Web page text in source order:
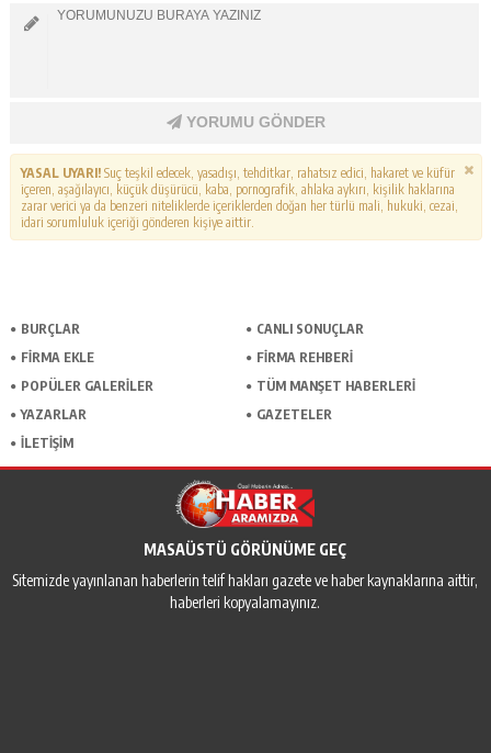
YORUMU GÖNDER
YASAL UYARI!Suç teşkil edecek, yasadışı, tehditkar, rahatsız edici, hakaret ve küfür
içeren, aşağılayıcı, küçük düşürücü, kaba, pornografik, ahlaka aykırı, kişilik haklarına
zarar verici ya da benzeri niteliklerde içeriklerden doğan her türlü mali, hukuki, cezai,
idari sorumluluk içeriği gönderen kişiye aittir.
BURÇLAR
CANLI SONUÇLAR
FİRMA EKLE
FİRMA REHBERİ
POPÜLER GALERİLER
TÜM MANŞET HABERLERİ
YAZARLAR
GAZETELER
İLETİŞİM
MASAÜSTÜ GÖRÜNÜME GEÇ
Sitemizde yayınlanan haberlerin telif hakları gazete ve haber kaynaklarına aittir,
haberleri kopyalamayınız.